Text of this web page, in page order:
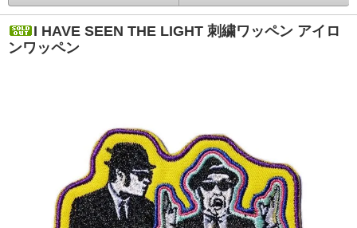
I HAVE SEEN THE LIGHT 刺繍ワッペン アイロ
ンワッペン